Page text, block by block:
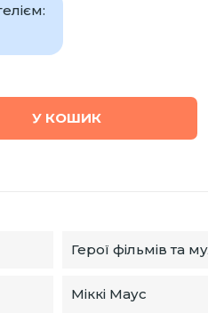
У КОШИК
Герої фільмів та
Міккі Маус